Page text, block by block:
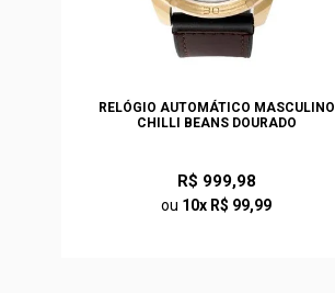
RELÓGIO AUTOMÁTICO MASCULINO
CHILLI BEANS DOURADO
R$ 999,98
ou 10x R$ 99,99